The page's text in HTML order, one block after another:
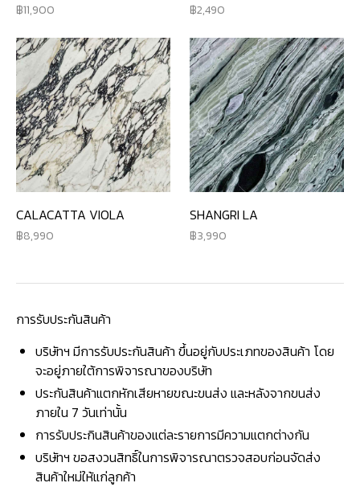
11,900 2,490
CALACATTA VIOLA
8,990
SHANGRI LA
3,990
การรับประกันสินค้า
บริษัทฯ มีการรับประกันสินค้า ขึ้นอยู่กับประเภทของสินค้า โดย
จะอยู่ภายใต้การพิจารณาของบริษัท
ประกันสินค้าแตกหักเสียหายขณะขนส่ง และหลังจากขนส่ง
ภายใน 7 วันเท่านั้น
การรับประกินสินค้าของแต่ละรายการมีความแตกต่างกัน
บริษัทฯ ขอสงวนสิทธิ์ในการพิจารณาตรวจสอบก่อนจัดส่ง
สินค้าใหม่ให้แก่ลูกค้า